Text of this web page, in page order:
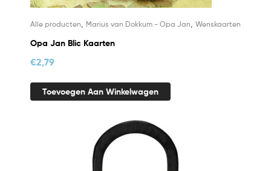
Alle producten Marius van Dokkum - Opa Jan Wenskaarten
Opa Jan Blic Kaarten
€2,79
Toevoegen Aan Winkelwagen